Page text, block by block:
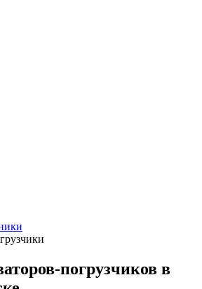
погрузчиков в